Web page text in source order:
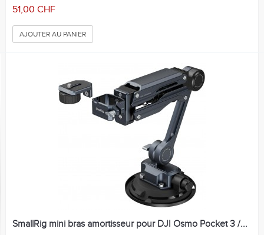
51,00 CHF
AJOUTER AU PANIER
SmallRig mini bras amortisseur pour DJI Osmo Pocket 3 /...